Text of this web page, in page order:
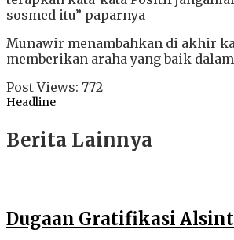
sosmed itu” paparnya
Munawir menambahkan di akhir
memberikan araha yang baik
Post Views: 772
Headline
Berita Lainnya
Dugaan Gratifikasi